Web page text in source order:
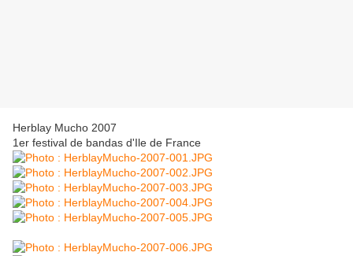
Herblay Mucho 2007
1er festival de bandas d'Ile de France